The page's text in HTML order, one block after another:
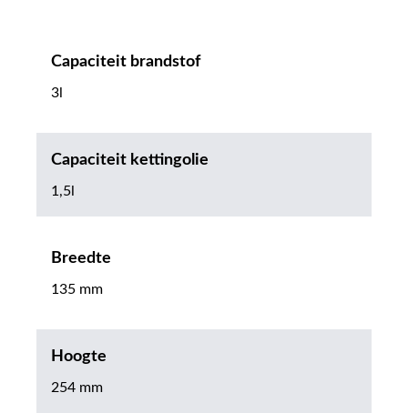
Capaciteit brandstof
3l
Capaciteit kettingolie
1,5l
Breedte
135 mm
Hoogte
254 mm